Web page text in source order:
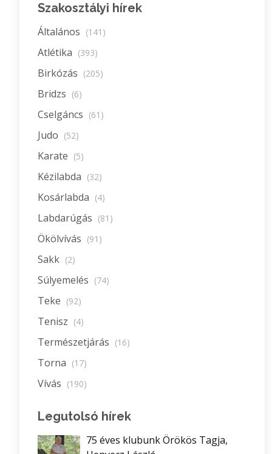
Szakosztályi hírek
Általános (141)
Atlétika (393)
Birkózás (205)
Bridzs (6)
Cselgáncs (61)
Judo (52)
Karate (5)
Kézilabda (32)
Kosárlabda (4)
Labdarúgás (81)
Ökölvívás (91)
Sakk (2)
Súlyemelés (74)
Teke (92)
Tenisz (4)
Természetjárás (16)
Torna (17)
Vívás (190)
Legutolsó hírek
75 éves klubunk Örökös Tagja,